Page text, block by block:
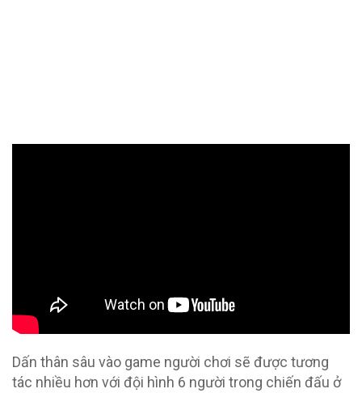
Dấn thân sâu vào game người chơi sẽ được tương
tác nhiều hơn với đội hình 6 người trong chiến đấu ở